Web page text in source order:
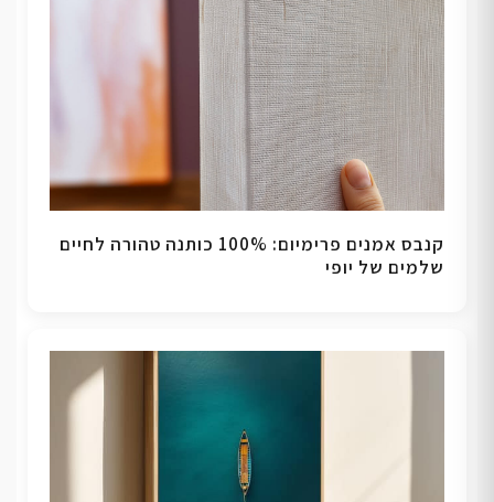
קנבס אמנים פרימיום: 100% כותנה טהורה לחיים
שלמים של יופי